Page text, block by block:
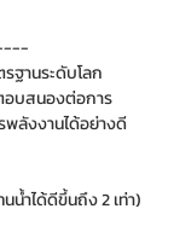
ฐานระดับโลก
อบสนองต่อการ
ลังงานได้อย่างดี
น้ำได้ดีขึ้นถึง 2 เท่า)